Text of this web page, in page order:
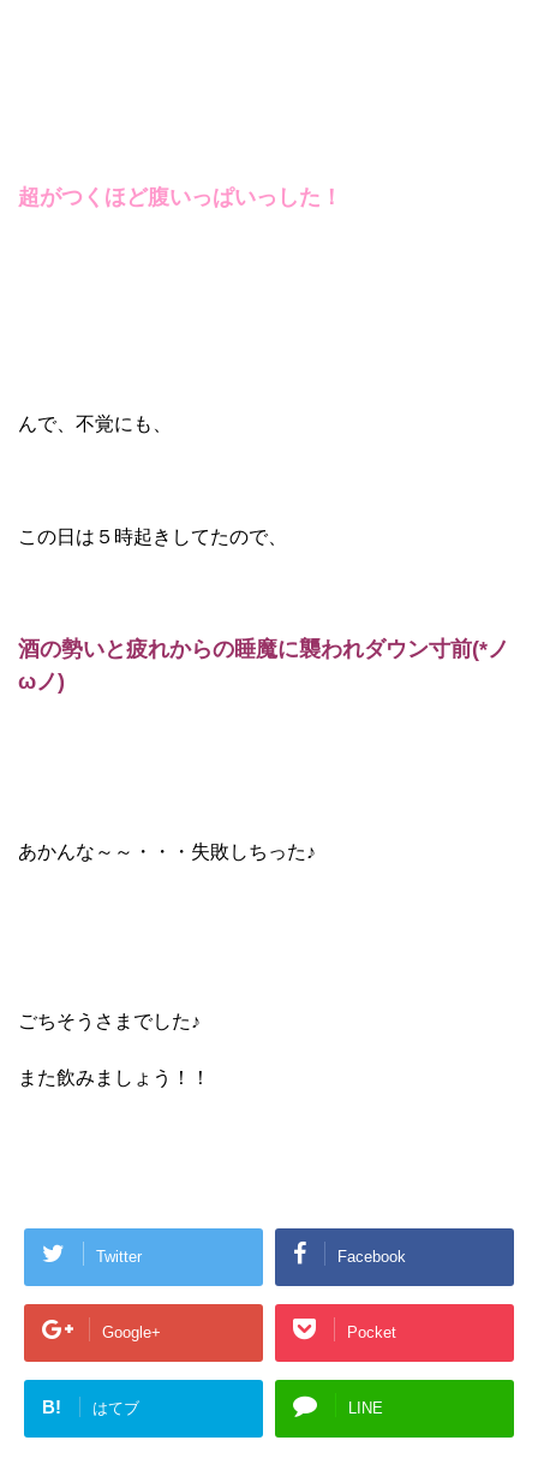
超がつくほど腹いっぱいっした！
んで、不覚にも、
この日は５時起きしてたので、
酒の勢いと疲れからの睡魔に襲われダウン寸前(*ノ
ωノ)
あかんな～～・・・失敗しちった♪
ごちそうさまでした♪
また飲みましょう！！
Twitter Facebook
Google+ Pocket
B! はてブ LINE